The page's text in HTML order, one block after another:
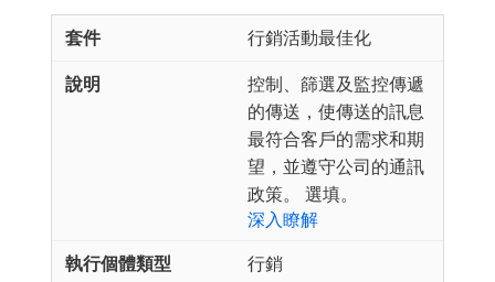
行銷活動最佳化
控制、篩選及監控傳遞
的傳送，使傳送的訊息
最符合客戶的需求和期
望，並遵守公司的通訊
政策。 選填。
深入瞭解
行銷